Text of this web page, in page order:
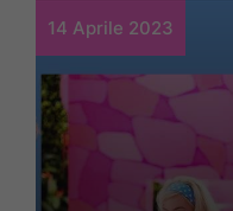
14 Aprile 2023